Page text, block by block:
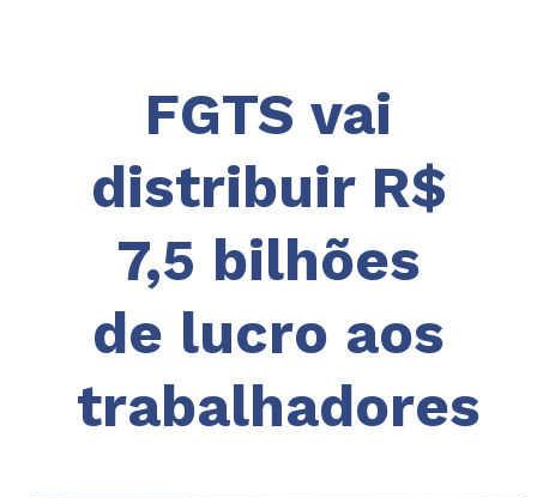
FGTS vai
distribuir R$
7,5 bilhões
de lucro aos
trabalhadores